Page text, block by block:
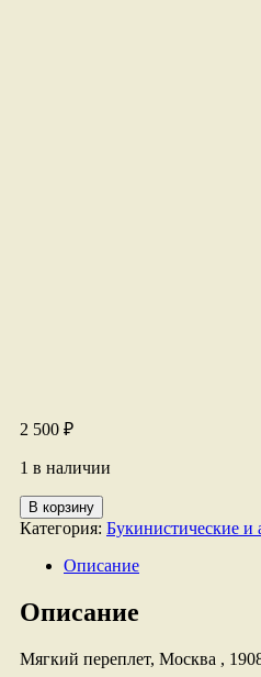
2 500 ₽
1 в наличии
Количество
товара
Сборник
Правоведения
В корзину
Категория: Букинистические и
Описание
Описание
Мягкий переплет, Москва ,